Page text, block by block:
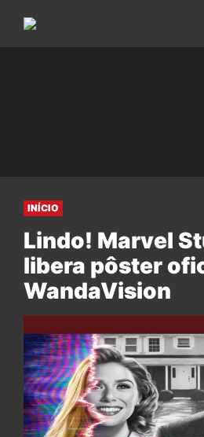
INÍCIO
Lindo! Marvel
libera pôster
WandaVision